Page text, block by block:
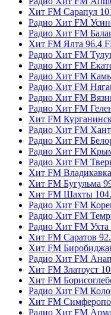
Хит FM Сарапул
Радио Хит FM
Радио Хит FM
Хит FM Ялта 96.4
Радио Хит FM
Радио Хит FM
Радио Хит FM
Радио Хит FM
Радио Хит FM
Радио Хит FM
Хит FM
Радио Хит FM
Радио Хит FM
Радио Хит FM
Радио Хит FM
Хит FM
Хит FM Бугульма
Хит FM Шахты
Радио Хит FM
Радио Хит FM
Радио Хит FM Ухта
Хит FM Саратов
Хит FM
Радио Хит FM
Хит FM Златоуст
Хит FM
Радио Хит FM
Хит FM
Радио Хит FM